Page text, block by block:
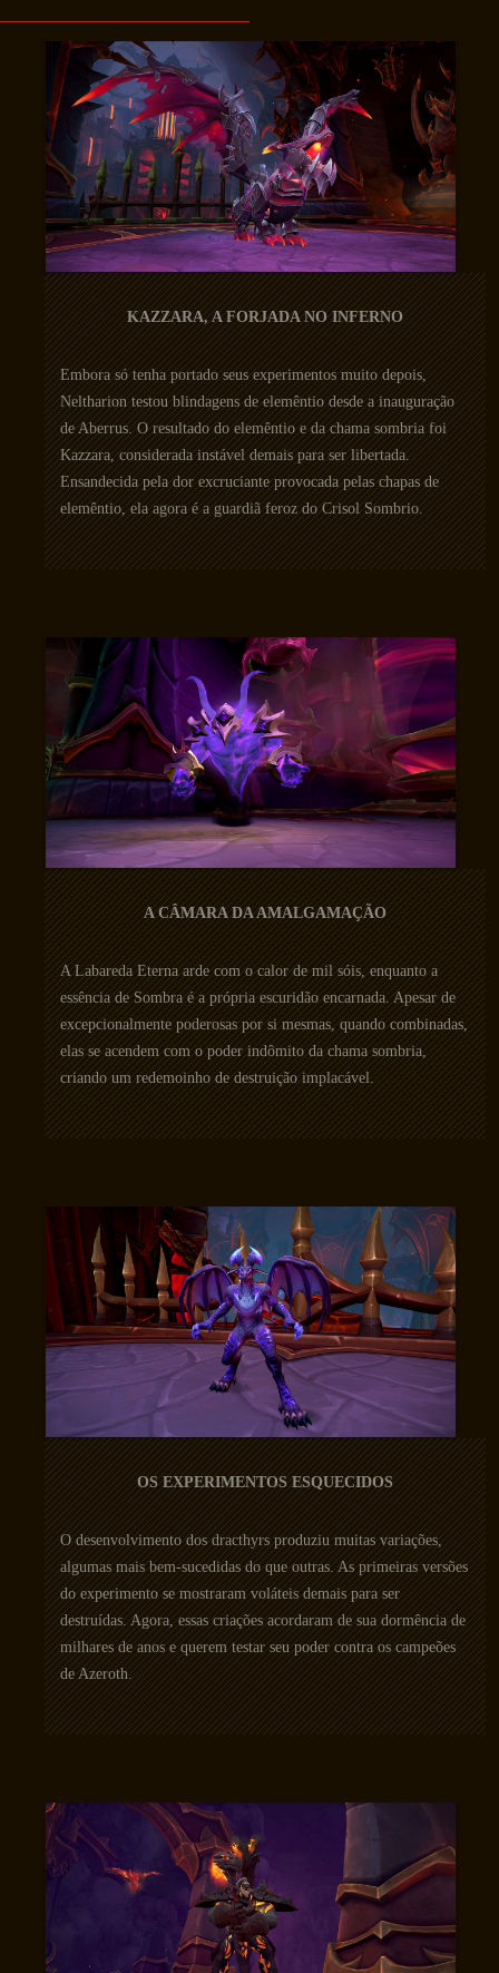
KAZZARA, A FORJADA NO INFERNO
Embora só tenha portado seus experimentos muito depois,
Neltharion testou blindagens de elemêntio desde a inauguração
de Aberrus. O resultado do elemêntio e da chama sombria foi
Kazzara, considerada instável demais para ser libertada.
Ensandecida pela dor excruciante provocada pelas chapas de
elemêntio, ela agora é a guardiã feroz do Crisol Sombrio.
A CÂMARA DA AMALGAMAÇÃO
A Labareda Eterna arde com o calor de mil sóis, enquanto a
essência de Sombra é a própria escuridão encarnada. Apesar de
excepcionalmente poderosas por si mesmas, quando combinadas,
elas se acendem com o poder indômito da chama sombria,
criando um redemoinho de destruição implacável.
OS EXPERIMENTOS ESQUECIDOS
O desenvolvimento dos dracthyrs produziu muitas variações,
algumas mais bem-sucedidas do que outras. As primeiras versões
do experimento se mostraram voláteis demais para ser
destruídas. Agora, essas criações acordaram de sua dormência de
milhares de anos e querem testar seu poder contra os campeões
de Azeroth.